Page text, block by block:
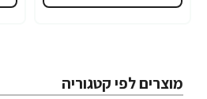
מוצרים לפי קטגוריה